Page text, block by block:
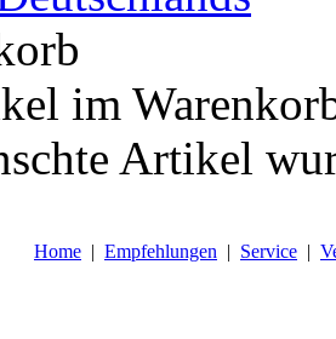
im
Artikel
Home | Empfehlungen | Service |